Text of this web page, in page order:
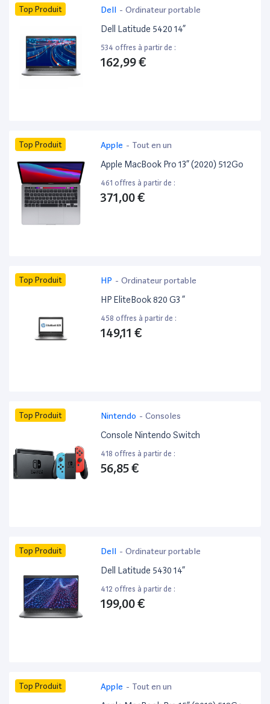
Top Produit Dell - Ordinateur portable
Dell Latitude 5420 14”
534 offres à partir de :
162,99 €
Top Produit Apple - Tout en un
Apple MacBook Pro 13” (2020) 512Go
461 offres à partir de :
371,00 €
Top Produit HP - Ordinateur portable
HP EliteBook 820 G3 ”
458 offres à partir de :
149,11 €
Top Produit Nintendo - Consoles
Console Nintendo Switch
418 offres à partir de :
56,85 €
Top Produit Dell - Ordinateur portable
Dell Latitude 5430 14”
412 offres à partir de :
199,00 €
Top Produit Apple - Tout en un